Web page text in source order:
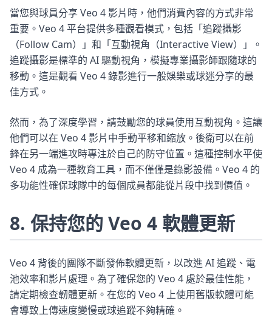
當您與球員分享 Veo 4 影片時，他們消費內容的方式非常
重要。Veo 4 平台提供多種觀看模式，包括「追蹤攝影
（Follow Cam）」和「互動視角（Interactive View）」。
追蹤攝影是標準的 AI 驅動視角，模擬專業攝影師跟隨球的
移動。這是觀看 Veo 4 錄影進行一般娛樂或球迷分享的最
佳方式。
然而，為了深度學習，請鼓勵您的球員使用互動視角。這讓
他們可以在 Veo 4 影片中手動平移和縮放。後衛可以在前
鋒在另一端進攻時專注於自己的防守位置。這種控制水平使
Veo 4 成為一種教育工具，而不僅僅是錄影設備。Veo 4 的
多功能性確保球隊中的每個成員都能從片段中找到價值。
8. 保持您的 Veo 4 軟體更新
Veo 4 背後的團隊不斷發佈軟體更新，以改進 AI 追蹤、電
池效率和影片處理。為了確保您的 Veo 4 處於最佳性能，
請定期檢查韌體更新。在您的 Veo 4 上使用舊版軟體可能
會導致上傳速度變慢或球追蹤不夠精確。